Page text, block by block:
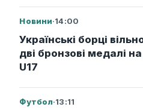
Новини·14:00
Українські борці
дві бронзові медалі
U17
Футбол·13:11